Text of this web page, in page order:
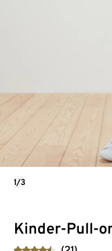
Kinder-Pull-
1/3